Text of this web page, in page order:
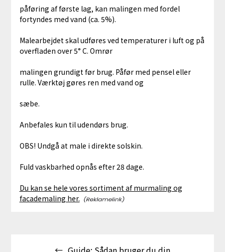
påføring af første lag, kan malingen med fordel
fortyndes med vand (ca. 5%).
Malearbejdet skal udføres ved temperaturer i luft og på
overfladen over 5° C. Omrør
malingen grundigt før brug. Påfør med pensel eller
rulle. Værktøj gøres ren med vand og
sæbe.
Anbefales kun til udendørs brug.
OBS! Undgå at male i direkte solskin.
Fuld vaskbarhed opnås efter 28 dage.
Du kan se hele vores sortiment af murmaling og
facademaling her.